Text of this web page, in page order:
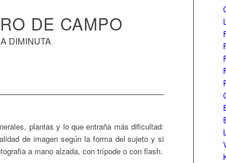
DE CAMPO
DIMINUTA
plantas y lo que entraña más dificultad:
de imagen según la forma del sujeto y si
a mano alzada, con trípode o con flash.